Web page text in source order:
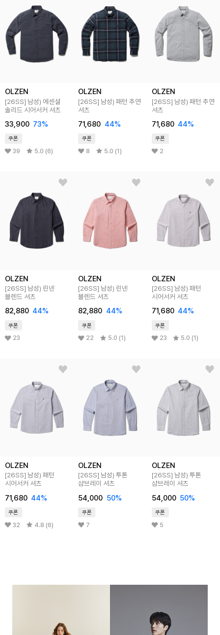
OLZEN
[26SS] 남성) 에센셜
솔리드 시어서커 셔츠
33,900 73%
쿠폰
39 5.0 (6)
OLZEN
[26SS] 남성) 패턴 추연
셔츠
71,680 44%
쿠폰
8 5.0 (1)
OLZEN
[26SS] 남성) 패턴 추연
셔츠
71,680 44%
쿠폰
2
OLZEN
[26SS] 남성) 린넨
블렌드 셔츠
82,880 44%
쿠폰
23
OLZEN
[26SS] 남성) 린넨
블렌드 셔츠
82,880 44%
쿠폰
22 5.0 (1)
OLZEN
[26SS] 남성) 패턴
시어서커 셔츠
71,680 44%
쿠폰
23 5.0 (1)
OLZEN
[26SS] 남성) 패턴
시어서커 셔츠
71,680 44%
쿠폰
32 4.8 (6)
OLZEN
[26SS] 남성) 투톤
샴브레이 셔츠
54,000 50%
쿠폰
7
OLZEN
[26SS] 남성) 투톤
샴브레이 셔츠
54,000 50%
쿠폰
5